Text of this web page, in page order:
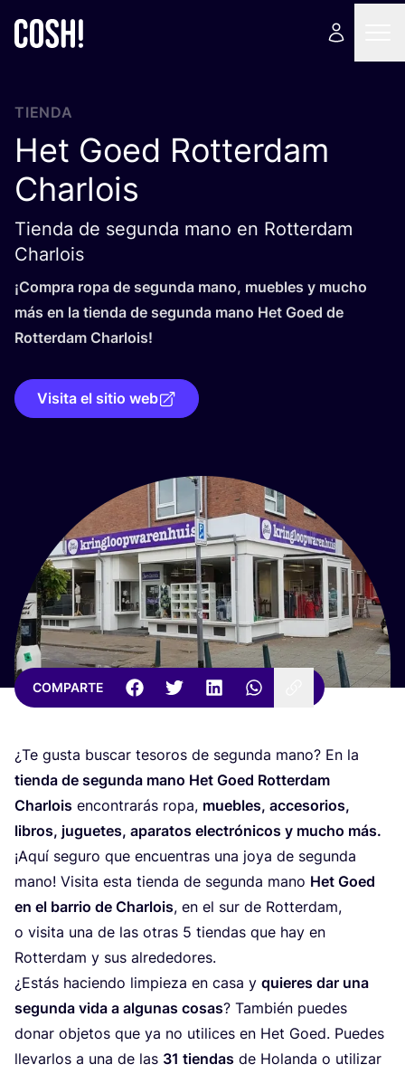
TIENDA
Het Goed Rotterdam
Charlois
Tienda de segunda mano en Rotterdam
Charlois
¡Com­pra ropa de segun­da mano, mue­bles y mucho
más en la tien­da de segun­da mano Het Goed de
Rot­ter­dam Charlois!
Visita el sitio web
COMPARTE
¿Te gus­ta bus­car teso­ros de segun­da mano? En la
tien­da de segun­da mano Het Goed Rot­ter­dam
Char­lois encon­tra­rás ropa, mue­bles, acce­so­rios,
libros, jugue­tes, apa­ra­tos elec­tró­ni­cos y mucho más.
¡Aquí segu­ro que encuen­tras una joya de segun­da
mano! Visi­ta esta tien­da de segun­da mano Het Goed
en el barrio de Char­lois, en el sur de Rot­ter­dam,
o visi­ta una de las otras 5 tien­das que hay en
Rot­ter­dam y sus alrededores.
¿Estás hacien­do lim­pie­za en casa y quie­res dar una
segun­da vida a algu­nas cosas? Tam­bién pue­des
donar obje­tos que ya no uti­li­ces en Het Goed. Pue­des
lle­var­los a una de las 31 tien­das de Holan­da o uti­li­zar